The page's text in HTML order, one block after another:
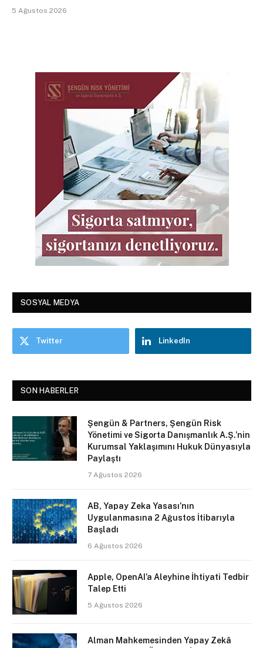
5 Ağustos 2026
SOSYAL MEDYA
Twitter LinkedIn
SON HABERLER
Şengün & Partners, Şengün Risk
Yönetimi ve Sigorta Danışmanlık A.Ş.’nin
Kurumsal Yaklaşımını Hukuk Dünyasıyla
Paylaştı
7 Ağustos 2026
AB, Yapay Zeka Yasası’nın
Uygulanmasına 2 Ağustos İtibarıyla
Başladı
6 Ağustos 2026
Apple, OpenAI’a Aleyhine İhtiyati Tedbir
Talep Etti
5 Ağustos 2026
Alman Mahkemesinden Yapay Zekâ